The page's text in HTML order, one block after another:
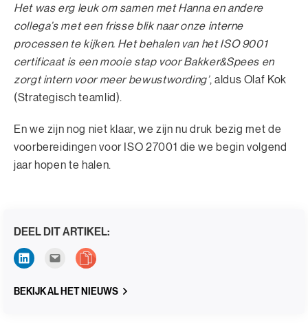
Het was erg leuk om samen met Hanna en andere
collega’s met een frisse blik naar onze interne
processen te kijken. Het behalen van het ISO 9001
certificaat is een mooie stap voor Bakker&Spees en
zorgt intern voor meer bewustwording’, aldus Olaf Kok
(Strategisch teamlid).
En we zijn nog niet klaar, we zijn nu druk bezig met de
voorbereidingen voor ISO 27001 die we begin volgend
jaar hopen te halen.
DEEL DIT ARTIKEL:
BEKIJK AL HET NIEUWS